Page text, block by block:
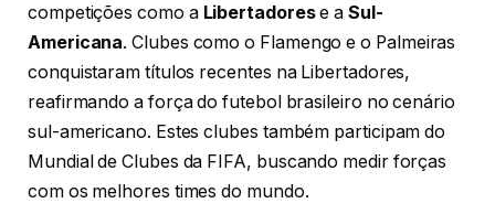
competições como a Libertadorese aSul-
Americana. Clubes como o Flamengo e o Palmeiras
conquistaram títulos recentes na Libertadores,
reafirmando a força do futebol brasileiro no cenário
sul-americano. Estes clubes também participam do
Mundial de Clubes da FIFA, buscando medir forças
com os melhores times do mundo.